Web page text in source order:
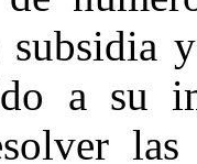
a su